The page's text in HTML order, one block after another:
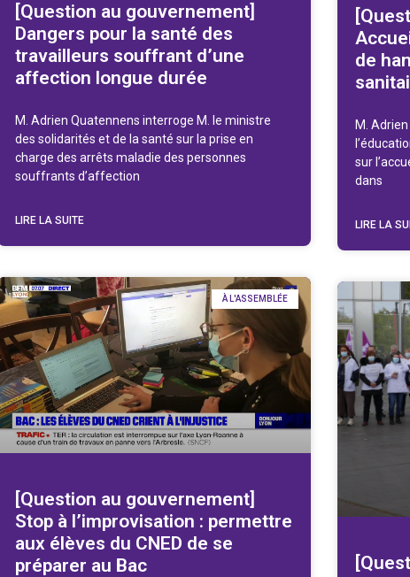
[Question au gouvernement]
Dangers pour la santé des
travailleurs souffrant d’une
affection longue durée
M. Adrien Quatennens interroge M. le ministre
des solidarités et de la santé sur la prise en
charge des arrêts maladie des personnes
souffrants d’affection
LIRE LA SUITE
de
M.
sur
dans
LIRE LA
À L'ASSEMBLÉE
[Question au gouvernement]
Stop à l’improvisation : permettre
aux élèves du CNED de se
préparer au Bac